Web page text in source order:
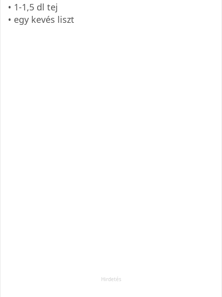
• 1-1,5 dl tej
• egy kevés liszt